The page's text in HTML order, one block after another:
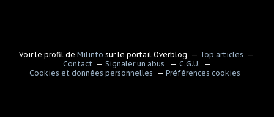
Voir le profil deMilinfo sur le portail Overblog
Top articles
Contact
Signaler un abus
C.G.U.
Cookies et données personnelles
Préférences cookies